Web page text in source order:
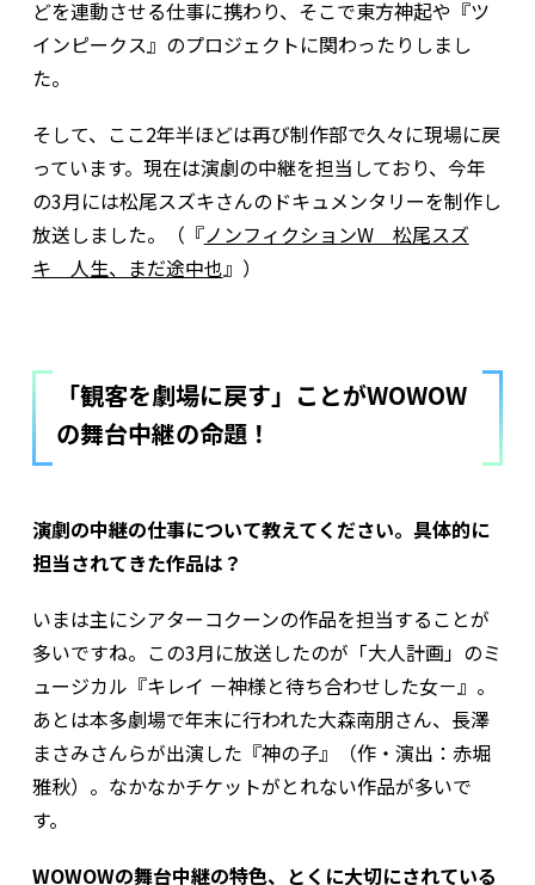
どを連動させる仕事に携わり、そこで東方神起や『ツ
インピークス』のプロジェクトに関わったりしまし
た。
そして、ここ2年半ほどは再び制作部で久々に現場に戻
っています。現在は演劇の中継を担当しており、今年
の3月には松尾スズキさんのドキュメンタリーを制作し
放送しました。（ 『ノンフィクションW 松尾スズ
キ 人生、まだ途中也』 ）
「観客を劇場に戻す」ことがWOWOW
の舞台中継の命題！
――演劇の中継の仕事について教えてください。具体的に
担当されてきた作品は？
いまは主にシアターコクーンの作品を担当することが
多いですね。この3月に放送したのが「大人計画」のミ
ュージカル『キレイ －神様と待ち合わせした女－』。
あとは本多劇場で年末に行われた大森南朋さん、長澤
まさみさんらが出演した『神の子』（作・演出：赤堀
雅秋）。なかなかチケットがとれない作品が多いで
す。
――WOWOWの舞台中継の特色、とくに大切にされている